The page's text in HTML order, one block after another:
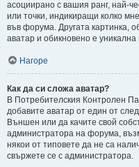
асоциирано с вашия ранг, най-
или точки, индикиращи колко
във форума. Другата картинка,
аватар и обикновено е
Нагоре
Как да си сложа аватар?
В Потребителския Контролен
добавите аватар от един от
Външен или да качите свой
администратора на форума,
някои от типовете да не са
свържете се с администратора.